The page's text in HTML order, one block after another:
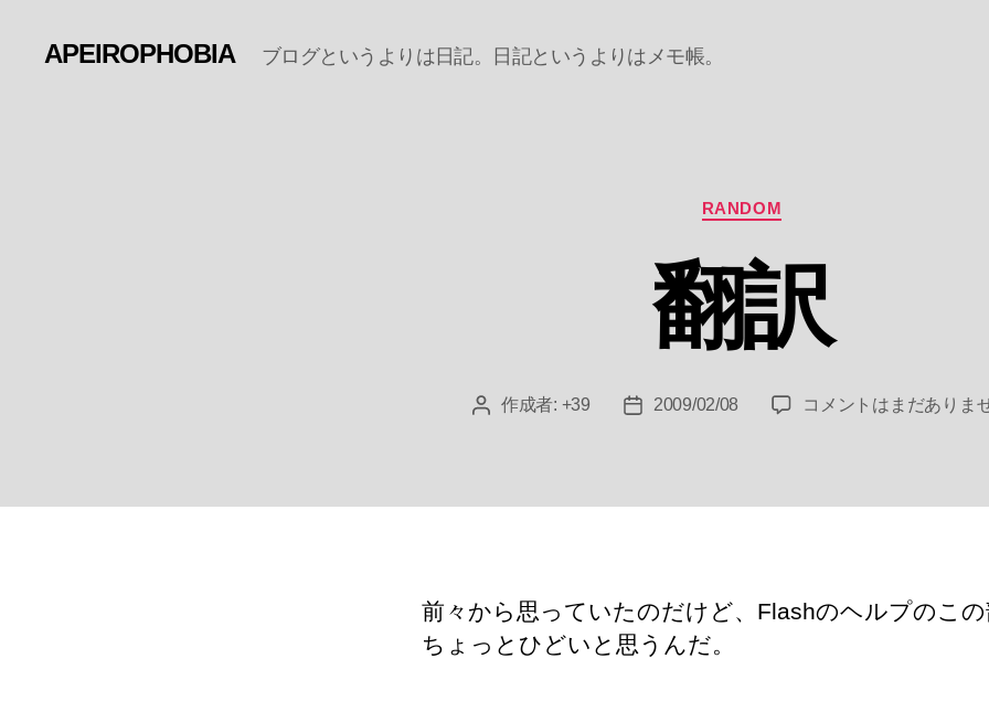
APEIROPHOBIA ブログというよりは日記。日記というよりはメモ帳。
カ
テ
リ
ー
RANDOM
翻訳
投 作成者: +39
投
2009/02/08
翻
コメントはまだありま
前々から思っていたのだけど、Flashのヘルプのこ
ちょっとひどいと思うんだ。